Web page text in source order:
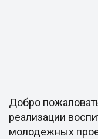
Добро
реализации
молодежных